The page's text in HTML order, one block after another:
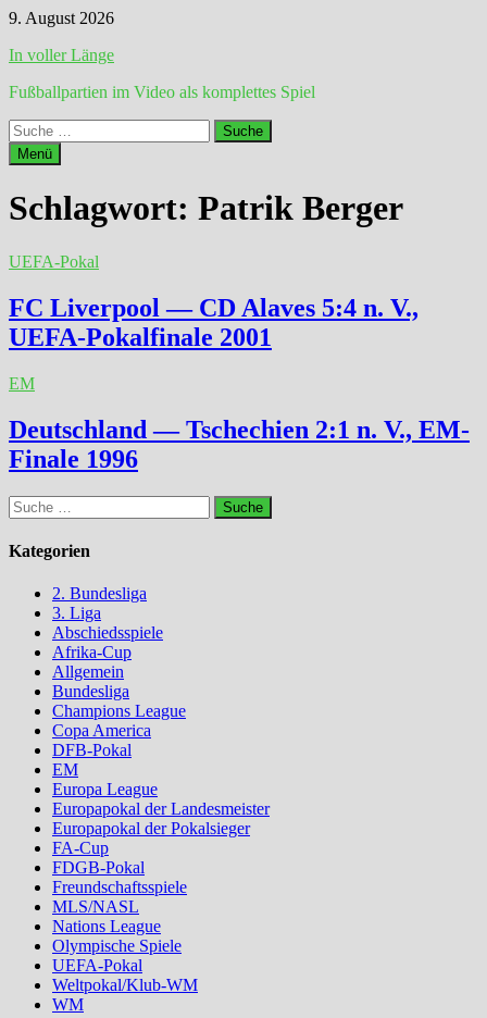
Zum
springen
9. August 2026
In voller Länge
Fußballpartien im Video als komplettes Spiel
Suche
nach:
Menü
Schlagwort: Patrik Berger
UEFA-Pokal
FC Liverpool — CD Alaves 5:4 n. V.,
UEFA-Pokalfinale 2001
EM
Deutschland — Tschechien 2:1 n. V., EM-
Finale 1996
Suche
nach:
Kategorien
2. Bundesliga
3. Liga
Abschiedsspiele
Afrika-Cup
Allgemein
Bundesliga
Champions League
Copa America
DFB-Pokal
EM
Europa League
Europapokal der Landesmeister
Europapokal der Pokalsieger
FA-Cup
FDGB-Pokal
Freundschaftsspiele
MLS/NASL
Nations League
Olympische Spiele
UEFA-Pokal
Weltpokal/Klub-WM
WM